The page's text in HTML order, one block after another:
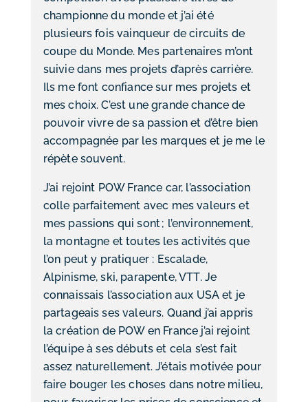
championne du monde et j’ai été
plusieurs fois vainqueur de circuits de
coupe du Monde. Mes partenaires m’ont
suivie dans mes projets d’après carrière.
Ils me font confiance sur mes projets et
mes choix. C’est une grande chance de
pouvoir vivre de sa passion et d’être bien
accompagnée par les marques et je me le
répète souvent.
J’ai rejoint POW France car, l’association
colle parfaitement avec mes valeurs et
mes passions qui sont ; l’environnement,
la montagne et toutes les activités que
l’on peut y pratiquer : Escalade,
Alpinisme, ski, parapente, VTT. Je
connaissais l’association aux USA et je
partageais ses valeurs. Quand j’ai appris
la création de POW en France j’ai rejoint
l’équipe à ses débuts et cela s’est fait
assez naturellement. J’étais motivée pour
faire bouger les choses dans notre milieu,